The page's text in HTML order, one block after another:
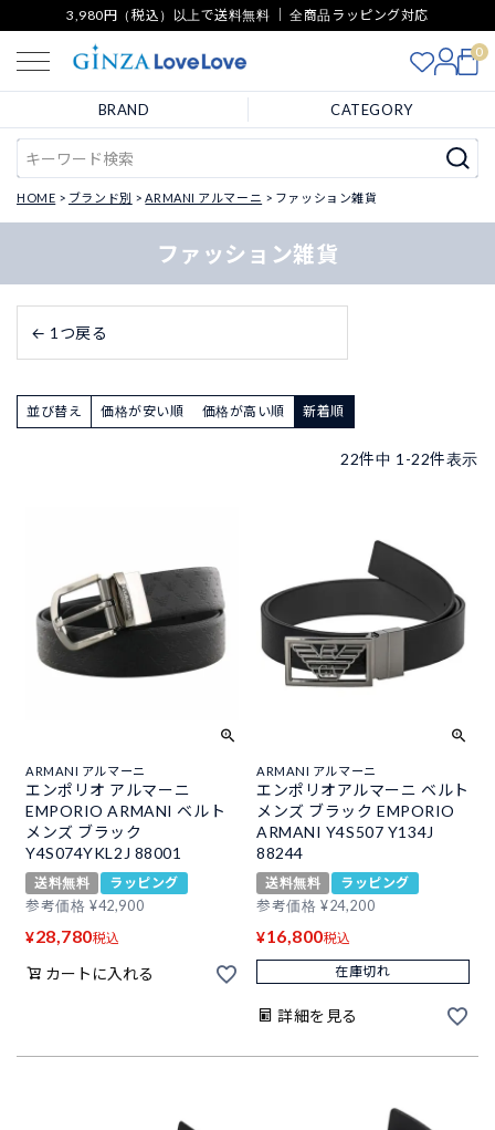
3,980円（税込）以上で送料無料 ｜ 全商品ラッピング対応
0
BRAND CATEGORY
HOME ブランド別 ARMANI アルマーニ ファッション雑貨
ファッション雑貨
← 1つ戻る
並び替え 価格が安い順 価格が高い順 新着順
22件中 1 -22件表示
ARMANI アルマーニ
エンポリオ アルマーニ
EMPORIO ARMANI ベルト
メンズ ブラック
Y4S074YKL2J 88001
送料無料
ラッピング
参考価格 ¥42,900
¥28,780税込
カートに入れる
ARMANI アルマーニ
エンポリオアルマーニ ベルト
メンズ ブラック EMPORIO
ARMANI Y4S507 Y134J
88244
送料無料
ラッピング
参考価格 ¥24,200
¥16,800税込
在庫切れ
詳細を見る